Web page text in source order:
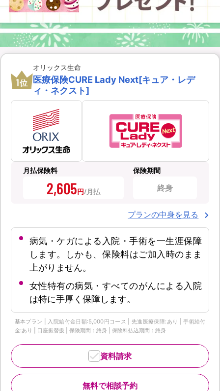
1位
オリックス生命
医療保険CURE Lady Next[キュア・レデ
ィ・ネクスト]
月払保険料
2,605円
保険期間
終身
プランの中身を見る
病気・ケガによる入院・手術を一生涯保障
します。しかも、保険料はご加入時のまま
上がりません。
女性特有の病気・すべてのがんによる入院
は特に手厚く保障します。
基本プラン | 入院給付金日額:5,000円コース | 先進医療保障:あり | 手術給付
金:あり | 口座振替扱 | 保険期間：終身 | 保険料払込期間：終身
無料で相談予約
資料請求